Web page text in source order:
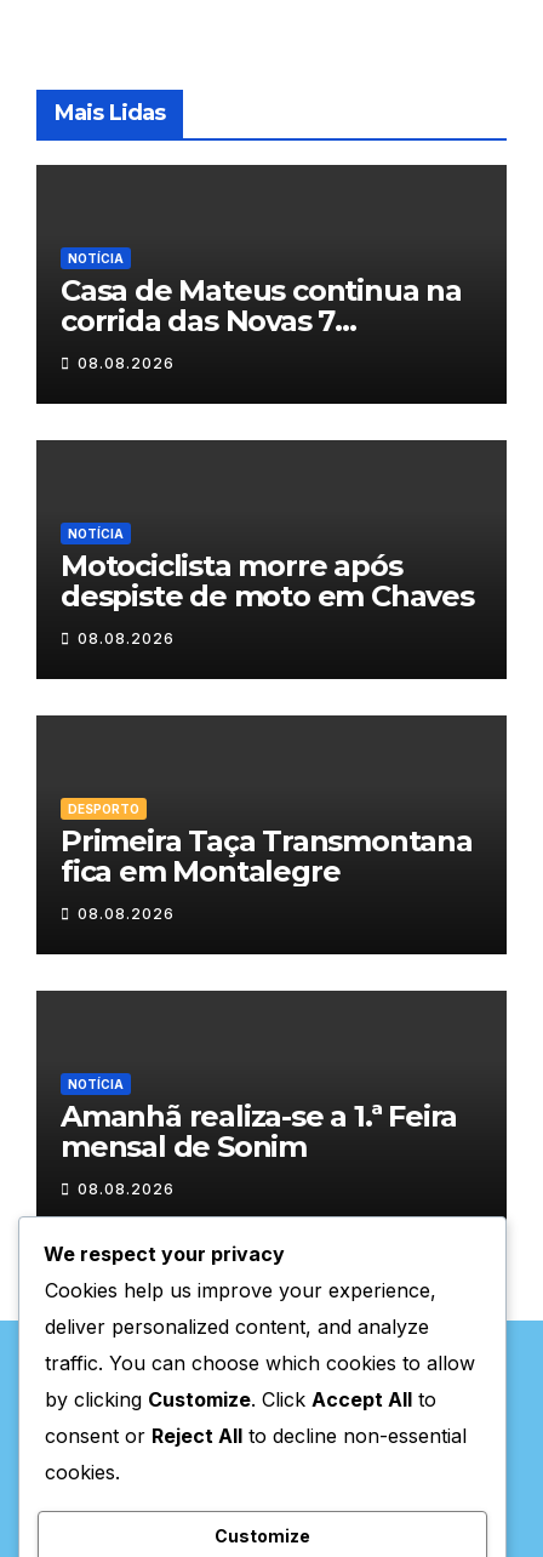
Mais Lidas
NOTÍCIA
Casa de Mateus continua na
corrida das Novas 7
Maravilhas de Portugal
08.08.2026
NOTÍCIA
Motociclista morre após
despiste de moto em Chaves
08.08.2026
DESPORTO
Primeira Taça Transmontana
fica em Montalegre
08.08.2026
NOTÍCIA
Amanhã realiza-se a 1.ª Feira
mensal de Sonim
08.08.2026
Valpaços Online
We respect your privacy
Cookies help us improve your experience,
deliver personalized content, and analyze
traffic. You can choose which cookies to allow
by clicking Customize. Click Accept All to
consent or Reject All to decline non-essential
cookies.
Customize